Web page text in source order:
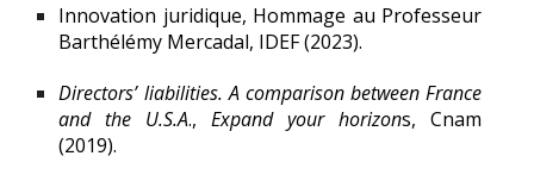
Innovation juridique, Hommage au Professeur
Barthélémy Mercadal, IDEF(2023).
Directors’ liabilities. A comparison between France
and the U.S.A., Expand your horizons, Cnam
(2019).